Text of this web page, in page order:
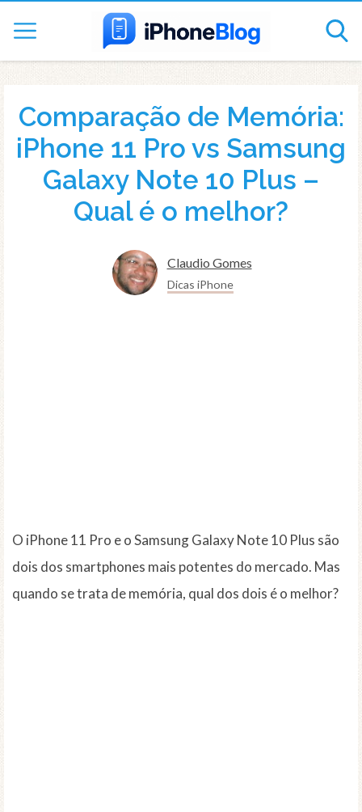
Comparação de Memória:
iPhone 11 Pro vs Samsung
Galaxy Note 10 Plus –
Qual é o melhor?
Claudio Gomes
Dicas iPhone
O iPhone 11 Pro e o Samsung Galaxy Note 10 Plus são
dois dos smartphones mais potentes do mercado. Mas
quando se trata de memória, qual dos dois é o melhor?